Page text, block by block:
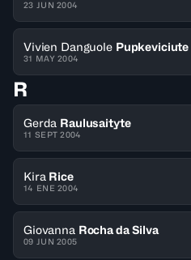
23 JUN 2004
Vivien Danguole Pupkeviciute
31 MAY 2004
R
Gerda Raulusaityte
11 SEPT 2004
Kira Rice
14 ENE 2004
Giovanna Rocha da Silva
09 JUN 2005